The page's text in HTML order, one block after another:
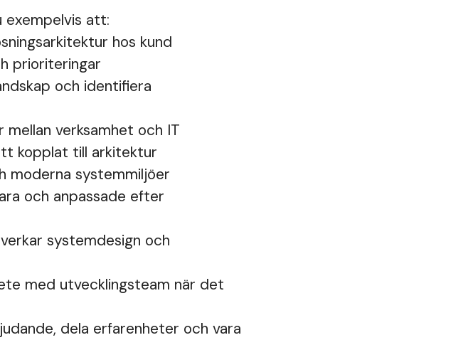
exempelvis att:
hos kund
prioriteringar
och identifiera
verksamhet och IT
kopplat till arkitektur
moderna systemmiljöer
och anpassade efter
systemdesign och
med utvecklingsteam när det
dela erfarenheter och vara